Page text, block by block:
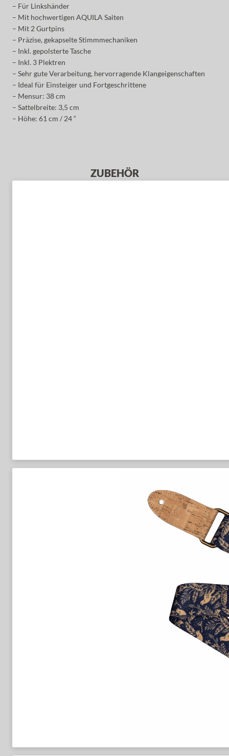
– Für Linkshänder
– Mit hochwertigen AQUILA Saiten
– Mit 2 Gurtpins
– Präzise, gekapselte Stimmmechaniken
– Inkl. gepolsterte Tasche
– Inkl. 3 Plektren
– Sehr gute Verarbeitung, hervorragende Klangeigenschaften
– Ideal für Einsteiger und Fortgeschrittene
– Mensur: 38 cm
– Sattelbreite: 3,5 cm
– Höhe: 61 cm / 24 “
ZUBEHÖR